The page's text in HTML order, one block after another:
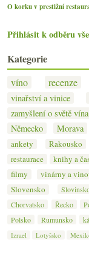
O korku v prestižní
Přihlásit k odběru
Kategorie
víno recenze
vinařství a vinice
zamyšlení o světě vína
Německo
Morava
ankety
Rakousko
restaurace
knihy a
filmy
vinárny a
Slovensko
Chorvatsko
Řecko
Polsko
Rumunsko
Izrael
Lotyšsko